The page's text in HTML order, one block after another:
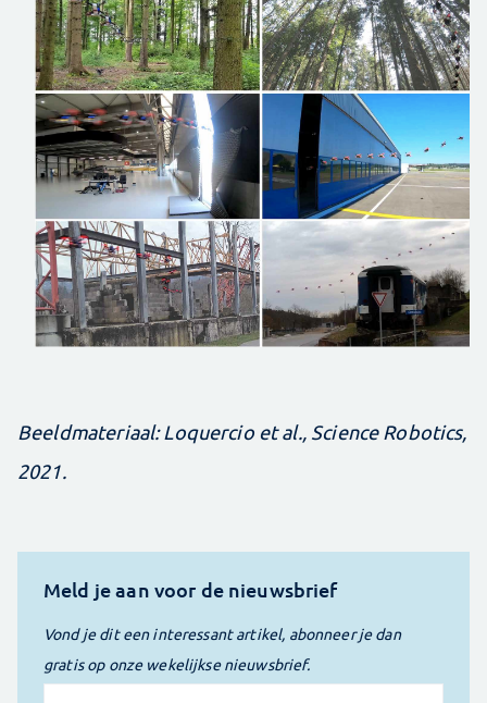
Beeldmateriaal: Loquercio et al., Science Robotics,
2021.
Meld je aan voor de nieuwsbrief
Vond je dit een interessant artikel, abonneer je dan
gratis op onze wekelijkse nieuwsbrief.